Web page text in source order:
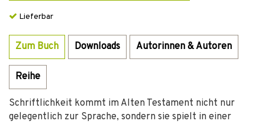
Lieferbar
Zum Buch Downloads Autorinnen & Autoren
Reihe
Schriftlichkeit kommt im Alten Testament nicht nur
gelegentlich zur Sprache, sondern sie spielt in einer